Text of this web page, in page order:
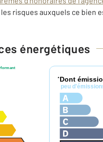
risques auxquels ce bien
énergétiques
* Dont
peu